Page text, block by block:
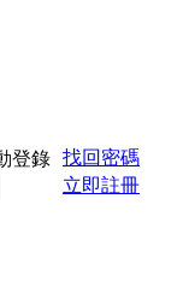
登錄 找回密碼
立即註冊